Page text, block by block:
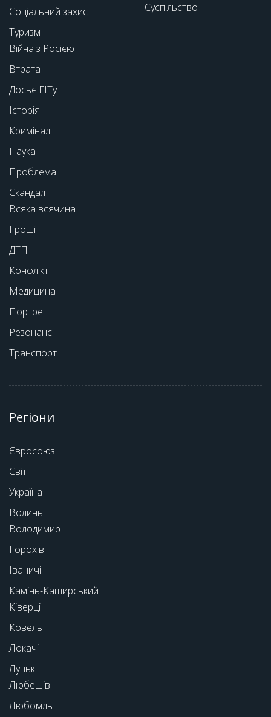
Соціальний захист
Туризм
Війна з Росією
Втрата
Досьє ГІТу
Історія
Кримінал
Наука
Проблема
Скандал
Всяка всячина
Гроші
ДТП
Конфлікт
Медицина
Портрет
Резонанс
Транспорт
Суспільство
Регіони
Євросоюз
Світ
Україна
Волинь
Володимир
Горохів
Іваничі
Камінь-Каширський
Ківерці
Ковель
Локачі
Луцьк
Любешів
Любомль